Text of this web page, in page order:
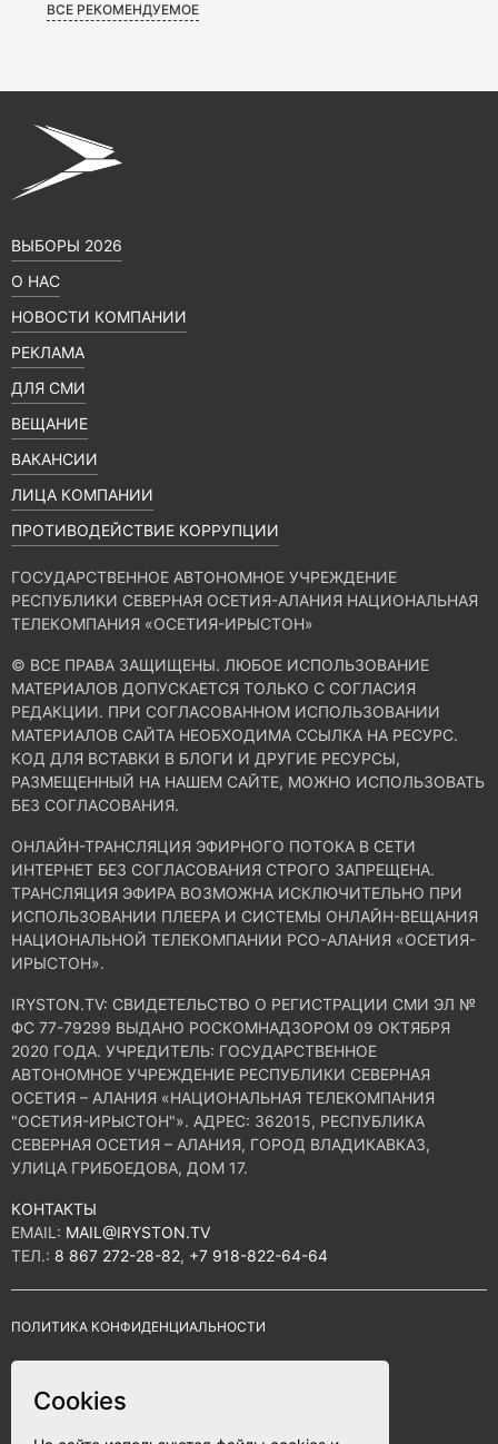
ВСЕ РЕКОМЕНДУЕМОЕ
ВЫБОРЫ 2026
О НАС
НОВОСТИ КОМПАНИИ
РЕКЛАМА
ДЛЯ СМИ
ВЕЩАНИЕ
ВАКАНСИИ
ЛИЦА КОМПАНИИ
ПРОТИВОДЕЙСТВИЕ КОРРУПЦИИ
ГОСУДАРСТВЕННОЕ АВТОНОМНОЕ УЧРЕЖДЕНИЕ
РЕСПУБЛИКИ СЕВЕРНАЯ ОСЕТИЯ-АЛАНИЯ НАЦИОНАЛЬНАЯ
ТЕЛЕКОМПАНИЯ «ОСЕТИЯ-ИРЫСТОН»
© ВСЕ ПРАВА ЗАЩИЩЕНЫ. ЛЮБОЕ ИСПОЛЬЗОВАНИЕ
МАТЕРИАЛОВ ДОПУСКАЕТСЯ ТОЛЬКО С СОГЛАСИЯ
РЕДАКЦИИ. ПРИ СОГЛАСОВАННОМ ИСПОЛЬЗОВАНИИ
МАТЕРИАЛОВ САЙТА НЕОБХОДИМА ССЫЛКА НА РЕСУРС.
КОД ДЛЯ ВСТАВКИ В БЛОГИ И ДРУГИЕ РЕСУРСЫ,
РАЗМЕЩЕННЫЙ НА НАШЕМ САЙТЕ, МОЖНО ИСПОЛЬЗОВАТЬ
БЕЗ СОГЛАСОВАНИЯ.
ОНЛАЙН-ТРАНСЛЯЦИЯ ЭФИРНОГО ПОТОКА В СЕТИ
ИНТЕРНЕТ БЕЗ СОГЛАСОВАНИЯ СТРОГО ЗАПРЕЩЕНА.
ТРАНСЛЯЦИЯ ЭФИРА ВОЗМОЖНА ИСКЛЮЧИТЕЛЬНО ПРИ
ИСПОЛЬЗОВАНИИ ПЛЕЕРА И СИСТЕМЫ ОНЛАЙН-ВЕЩАНИЯ
НАЦИОНАЛЬНОЙ ТЕЛЕКОМПАНИИ РСО-АЛАНИЯ «ОСЕТИЯ-
ИРЫСТОН».
IRYSTON.TV: CВИДЕТЕЛЬСТВО О РЕГИСТРАЦИИ СМИ ЭЛ №
ФС 77-79299 ВЫДАНО РОСКОМНАДЗОРОМ 09 ОКТЯБРЯ
2020 ГОДА. УЧРЕДИТЕЛЬ: ГОСУДАРСТВЕННОЕ
АВТОНОМНОЕ УЧРЕЖДЕНИЕ РЕСПУБЛИКИ СЕВЕРНАЯ
ОСЕТИЯ – АЛАНИЯ «НАЦИОНАЛЬНАЯ ТЕЛЕКОМПАНИЯ
"ОСЕТИЯ-ИРЫСТОН"». АДРЕС: 362015, РЕСПУБЛИКА
СЕВЕРНАЯ ОСЕТИЯ – АЛАНИЯ, ГОРОД ВЛАДИКАВКАЗ,
УЛИЦА ГРИБОЕДОВА, ДОМ 17.
КОНТАКТЫ
EMAIL: MAIL@IRYSTON.TV
ТЕЛ.: 8 867 272-28-82, +7 918-822-64-64
ПОЛИТИКА КОНФИДЕНЦИАЛЬНОСТИ
СОГЛАСИЕ НА ОБРАБОТКУ ПЕРСОНАЛЬНЫХ ДАННЫХ
ПРАВИЛА ИСПОЛЬЗОВАНИЯ ФАЙЛОВ COOKIE
Cookies